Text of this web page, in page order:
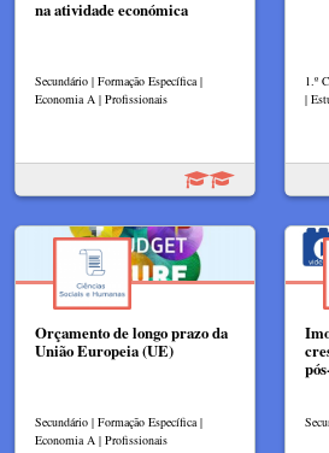
na atividade económica
Secundário | Formação Específica |
Economia A | Profissionais
1.º
|
Orçamento de longo prazo da
União Europeia (UE)
Secundário | Formação Específica |
Economia A | Profissionais